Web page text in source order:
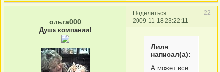
Поделиться
22
2009-11-18 23:22:11
ольга000
Душа компании!
Лиля
написал(а):
А может все